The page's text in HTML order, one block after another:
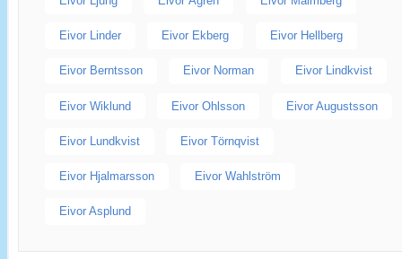
Eivor Linder Eivor Ekberg Eivor Hellberg
Eivor Berntsson Eivor Norman Eivor Lindkvist
Eivor Wiklund Eivor Ohlsson Eivor Augustsson
Eivor Lundkvist Eivor Törnqvist
Eivor Hjalmarsson Eivor Wahlström
Eivor Asplund